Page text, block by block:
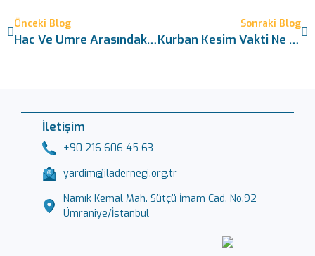
Önceki Blog
Hac Ve Umre Arasındaki Farklar: 8 Temel Fıkhi Karşılaştırma
Sonraki Blog
Kurban Kesim Vakti Ne Zaman Başlar, Ne Zaman Biter? 3 Günlük Detaylı Rehber
İletişim
+90 216 606 45 63
yardim@iladernegi.org.tr
Namık Kemal Mah. Sütçü İmam Cad. No.92
Ümraniye/İstanbul